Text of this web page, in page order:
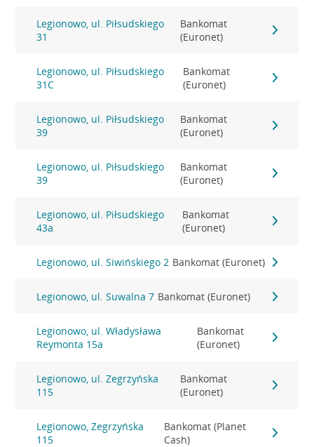
Legionowo, ul. Piłsudskiego
31
Bankomat
(Euronet)
Legionowo, ul. Piłsudskiego
31C
Bankomat
(Euronet)
Legionowo, ul. Piłsudskiego
39
Bankomat
(Euronet)
Legionowo, ul. Piłsudskiego
39
Bankomat
(Euronet)
Legionowo, ul. Piłsudskiego
43a
Bankomat
(Euronet)
Legionowo, ul. Siwińskiego 2 Bankomat (Euronet)
Legionowo, ul. Suwalna 7 Bankomat (Euronet)
Legionowo, ul. Władysława
Reymonta 15a
Bankomat
(Euronet)
Legionowo, ul. Zegrzyńska
115
Bankomat
(Euronet)
Legionowo, Zegrzyńska
115
Bankomat (Planet
Cash)